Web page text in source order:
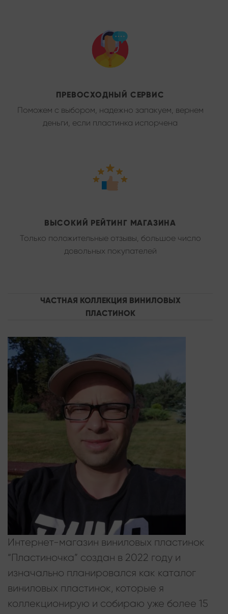
ПРЕВОСХОДНЫЙ СЕРВИС
Поможем с выбором, надежно запакуем, вернем
деньги, если пластинка испорчена
ВЫСОКИЙ РЕЙТИНГ МАГАЗИНА
Только положительные отзывы, большое число
довольных покупателей
ЧАСТНАЯ КОЛЛЕКЦИЯ ВИНИЛОВЫХ
ПЛАСТИНОК
Интернет-магазин виниловых пластинок
“Пластиночка” создан в 2022 году и
изначально планировался как каталог
виниловых пластинок, которые я
коллекционирую и собираю уже более 15